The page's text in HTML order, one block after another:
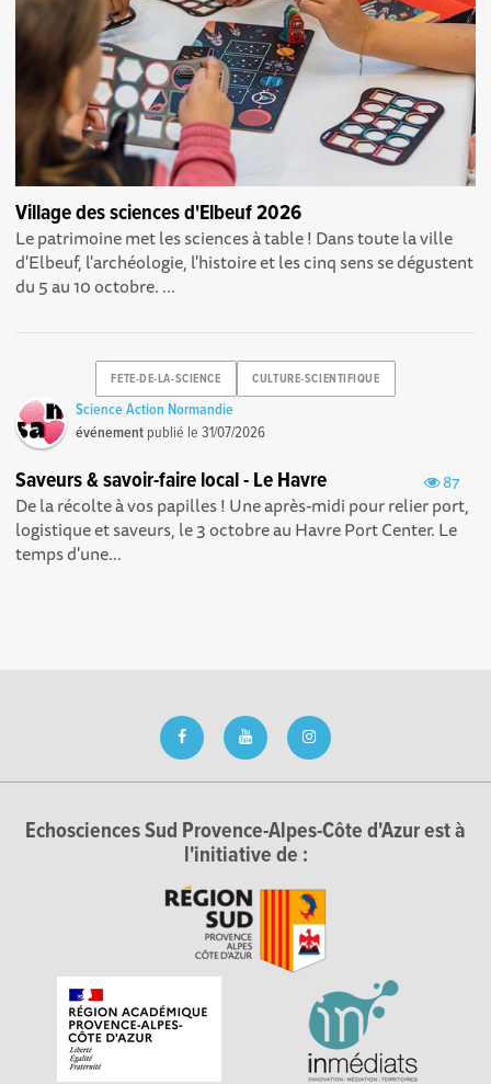
Village des sciences d'Elbeuf 2026
Le patrimoine met les sciences à table ! Dans toute la ville
d'Elbeuf, l'archéologie, l'histoire et les cinq sens se dégustent
du 5 au 10 octobre. ...
FETE-DE-LA-SCIENCE CULTURE-SCIENTIFIQUE
Science Action Normandie
événement publié le31/07/2026
87
Saveurs & savoir-faire local - Le Havre
De la récolte à vos papilles ! Une après-midi pour relier port,
logistique et saveurs, le 3 octobre au Havre Port Center. Le
temps d'une...
Echosciences Sud Provence-Alpes-Côte d'Azur est à
l'initiative de :